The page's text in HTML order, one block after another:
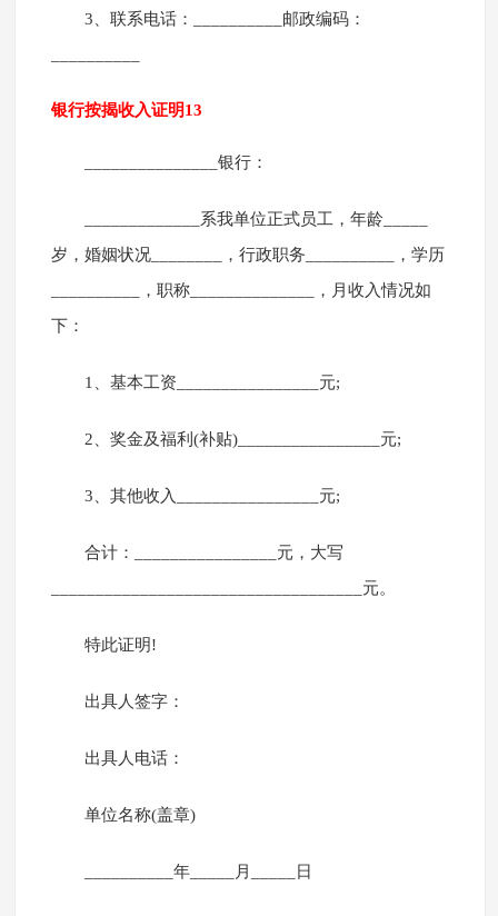
3、联系电话：__________邮政编码：
银行按揭收入证明13
_______________银行：
_____________系我单位正式员工，年龄_____
岁，婚姻状况________，行政职务__________，学历
__________，职称______________，月收入情况如
下：
1、基本工资________________元;
2、奖金及福利(补贴)________________元;
3、其他收入________________元;
合计：________________元，大写
___________________________________元。
特此证明!
出具人签字：
出具人电话：
单位名称(盖章)
__________年_____月_____日